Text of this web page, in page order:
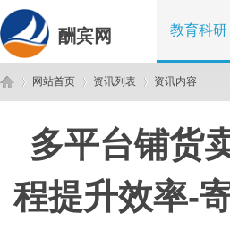
酬宾网 教育科研
网站首页 资讯列表 资讯内容
多平台铺货
程提升效率-